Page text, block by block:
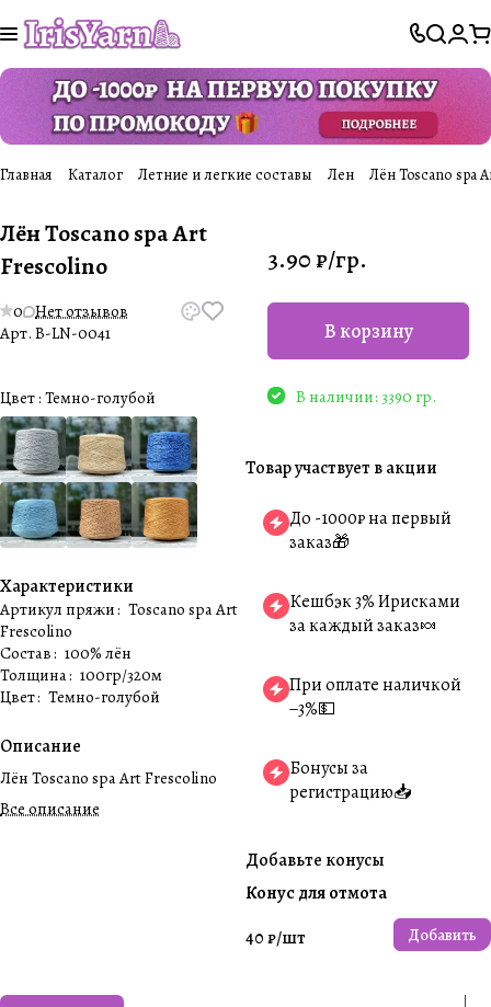
Главная Каталог Летние и легкие составы Лен Лён Toscanо spa
Лён Toscanо spa Art
Frescolino
0 Нет отзывов
Арт. B-LN-0041
Цвет : Темно-голубой
Характеристики
Артикул пряжи: Toscanо spa Art
Frescolino
Состав: 100% лён
Толщина: 100гр/320м
Цвет: Темно-голубой
Описание
Лён Toscanо spa Art Frescolino
Все описание
3.90 ₽/гр.
В корзину
В наличии: 3390 гр.
Товар участвует в акции
До -1000₽ на первый
заказ🎁
Кешбэк 3% Ирисками
за каждый заказ🍬
При оплате наличкой
−3%💵
Бонусы за
регистрацию📥
Добавьте конусы
Конус для отмота
40 ₽/шт Добавить